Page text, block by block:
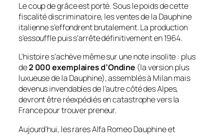
Le coup de grâce est porté. Sous le poids de cette
fiscalité discriminatoire, les ventes de la Dauphine
italienne s’effondrent brutalement. La production
s’essouffle puis s’arrête définitivement en 1964.
L’histoire s’achève même sur une note insolite : plus
de2 000 exemplaires d’Ondine (la version plus
luxueuse de la Dauphine), assemblés à Milan mais
devenus invendables de l’autre côté des Alpes,
devront être réexpédiés en catastrophe vers la
France pour trouver preneur.
Aujourd’hui, les rares Alfa Romeo Dauphine et